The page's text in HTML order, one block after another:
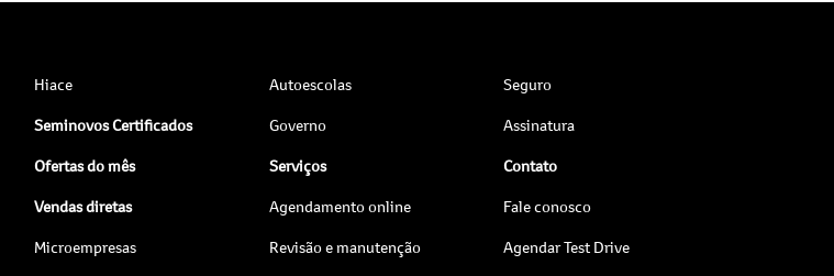
Hiace
Seminovos Certificados
Ofertas do mês
Vendas diretas
Microempresas
Autoescolas
Governo
Serviços
Agendamento online
Revisão e manutenção
Seguro
Assinatura
Contato
Fale conosco
Agendar Test Drive